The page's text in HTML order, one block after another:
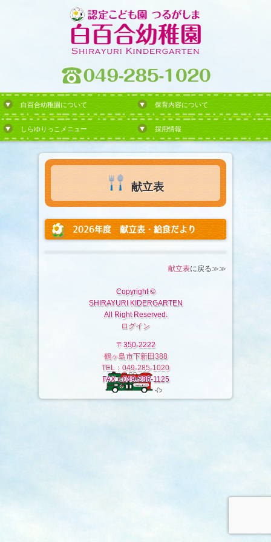
白百合幼稚園について 保育内容について
しらゆりっこメニュー 採用情報
献立表
2026年度 献立表・給食だより
献立表に戻る≫≫
Copyright ©
SHIRAYURI KIDERGARTEN
All Right Reserved.
ログイン
〒350-2222
鶴ヶ島市下新田388
TEL：049-285-1020
FAX：049-286-1125